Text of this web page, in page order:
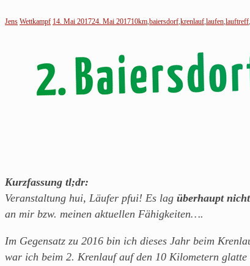
Jens Wettkampf 14. Mai 201724. Mai 201710km baiersdorf krenlauf laufen lauftreff
Kurzfassung tl;dr:
Veranstaltung hui, Läufer pfui! Es lag überhaupt nicht
an mir bzw. meinen aktuellen Fähigkeiten….
Im Gegensatz zu 2016 bin ich dieses Jahr beim
war ich beim 2. Krenlauf auf den 10 Kilometern